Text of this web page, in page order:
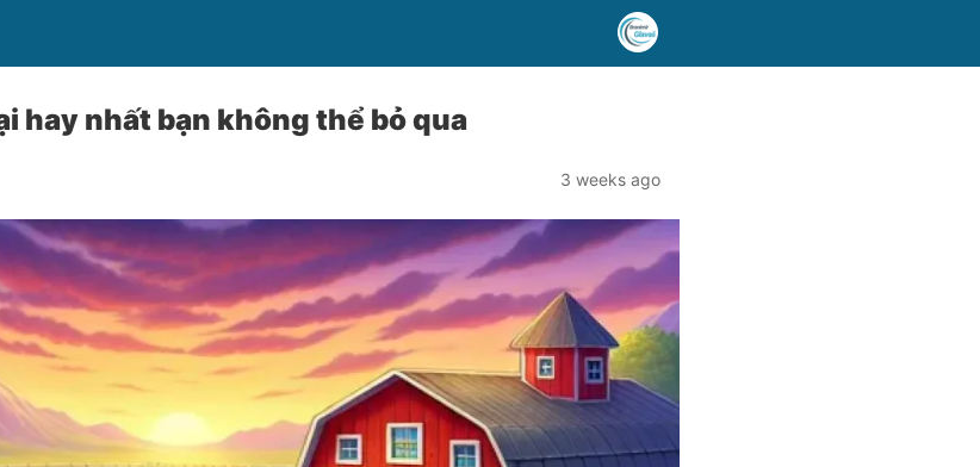
hay nhất bạn không thể bỏ qua
3 weeks ago